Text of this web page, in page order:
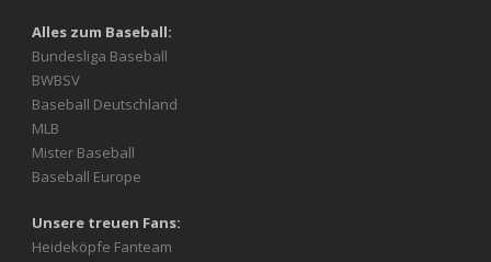
Alles zum Baseball:
Bundesliga Baseball
BWBSV
Baseball Deutschland
MLB
Mister Baseball
Baseball Europe
Unsere treuen Fans:
Heideköpfe Fanteam